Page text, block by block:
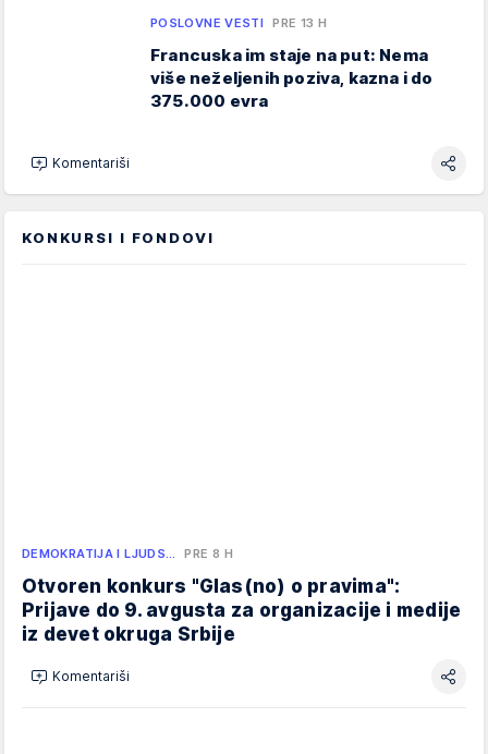
POSLOVNE VESTI PRE 13 H
Francuska im staje na put: Nema
više neželjenih poziva, kazna i do
375.000 evra
Komentariši
KONKURSI I FONDOVI
DEMOKRATIJA I LJUDS… PRE 8 H
Otvoren konkurs "Glas(no) o pravima":
Prijave do 9. avgusta za organizacije i medije
iz devet okruga Srbije
Komentariši